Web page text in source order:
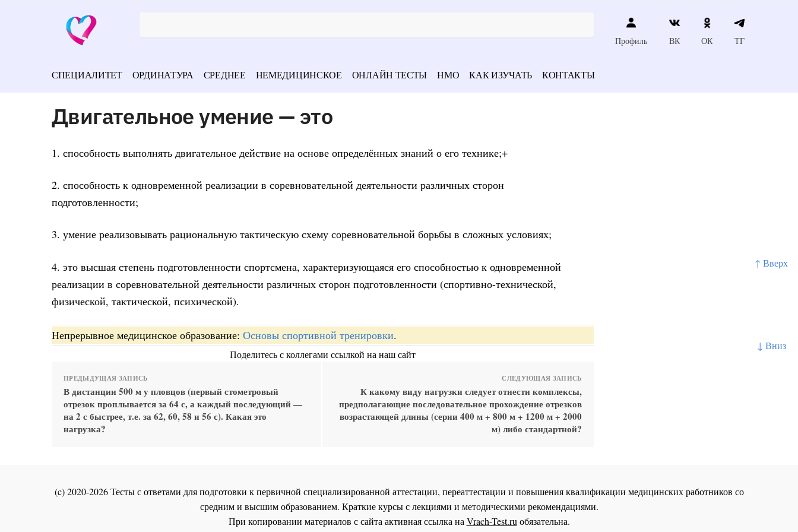
↑ Вверх
↓ Вниз
Профиль ВК ОК ТГ
СПЕЦИАЛИТЕТ ОРДИНАТУРА СРЕДНЕЕ НЕМЕДИЦИНСКОЕ ОНЛАЙН ТЕСТЫ НМО КАК ИЗУЧАТЬ КОНТАКТЫ
Двигательное умение — это
1. способность выполнять двигательное действие на основе определённых знаний о его технике;+
2. способность к одновременной реализации в соревновательной деятельности различных сторон
подготовленности;
3. умение реализовывать рациональную тактическую схему соревновательной борьбы в сложных условиях;
4. это высшая степень подготовленности спортсмена, характеризующаяся его способностью к одновременной
реализации в соревновательной деятельности различных сторон подготовленности (спортивно-технической,
физической, тактической, психической).
Непрерывное медицинское образование: Основы спортивной тренировки.
Поделитесь с коллегами ссылкой на наш сайт
ПРЕДЫДУЩАЯ ЗАПИСЬ
В дистанции 500 м у пловцов (первый стометровый
отрезок проплывается за 64 с, а каждый последующий —
на 2 с быстрее, т.е. за 62, 60, 58 и 56 с). Какая это
нагрузка?
СЛЕДУЮЩАЯ ЗАПИСЬ
К какому виду нагрузки следует отнести комплексы,
предполагающие последовательное прохождение отрезков
возрастающей длины (серии 400 м + 800 м + 1200 м + 2000
м) либо стандартной?
(c) 2020-2026 Тесты с ответами для подготовки к первичной специализированной аттестации, переаттестации и повышения квалификации медицинских работников со
средним и высшим образованием. Краткие курсы с лекциями и методическими рекомендациями.
При копировании материалов с сайта активная ссылка наVrach-Test.ruобязательна.